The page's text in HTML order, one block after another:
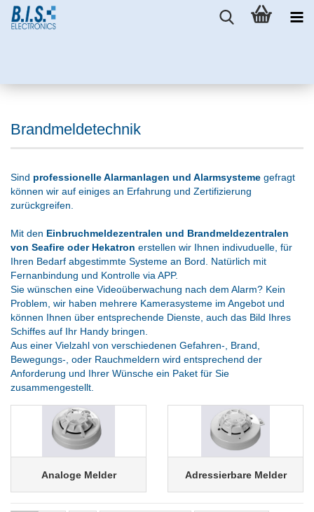
Brandmeldetechnik
Sind professionelle Alarmanlagen und Alarmsysteme gefragt
können wir auf einiges an Erfahrung und Zertifizierung
zurückgreifen.
Mit den Einbruchmeldezentralen und Brandmeldezentralen
von Seafire oder Hekatron erstellen wir Ihnen indivuduelle, für
Ihren Bedarf abgestimmte Systeme an Bord. Natürlich mit
Fernanbindung und Kontrolle via APP.
Sie wünschen eine Videoüberwachung nach dem Alarm? Kein
Problem, wir haben mehrere Kamerasysteme im Angebot und
können Ihnen über entsprechende Dienste, auch das Bild Ihres
Schiffes auf Ihr Handy bringen.
Aus einer Vielzahl von verschiedenen Gefahren-, Brand,
Bewegungs-, oder Rauchmeldern wird entsprechend der
Anforderung und Ihrer Wünsche ein Paket für Sie
zusammengestellt.
Analoge Melder Adressierbare Melder